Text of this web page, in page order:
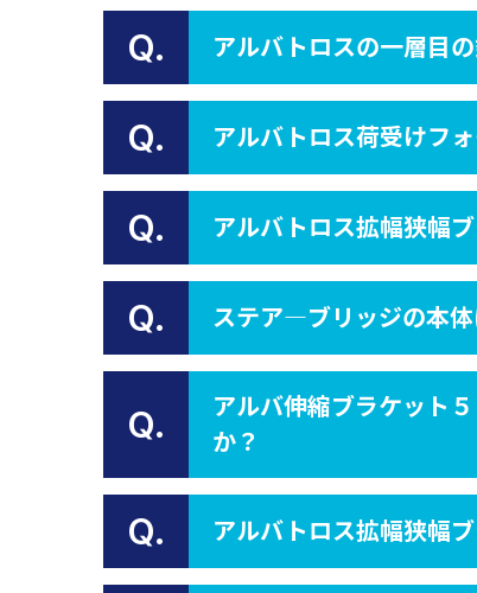
Q. アルバトロスの一層目
Q. アルバトロス荷受けフ
Q. アルバトロス拡幅狭幅
Q. ステア―ブリッジの本
Q.
アルバ伸縮ブラケット
か？
Q. アルバトロス拡幅狭幅